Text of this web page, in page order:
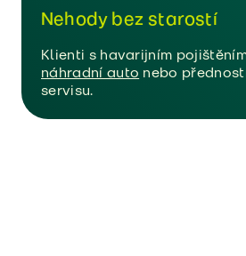
Nehody bez starostí
Klienti s havarijním
náhradní auto nebo
servisu.